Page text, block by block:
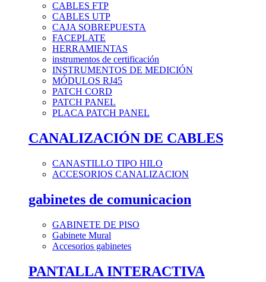
CABLES FTP
CABLES UTP
CAJA SOBREPUESTA
FACEPLATE
HERRAMIENTAS
instrumentos de certificación
INSTRUMENTOS DE MEDICIÓN
MÓDULOS RJ45
PATCH CORD
PATCH PANEL
PLACA PATCH PANEL
CANALIZACIÓN DE CABLES
CANASTILLO TIPO HILO
ACCESORIOS CANALIZACION
gabinetes de comunicacion
GABINETE DE PISO
Gabinete Mural
Accesorios gabinetes
PANTALLA INTERACTIVA